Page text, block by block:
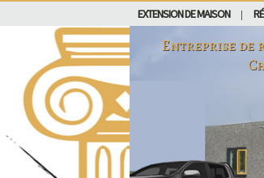
EXTENSION DE MAISON
Entreprise de